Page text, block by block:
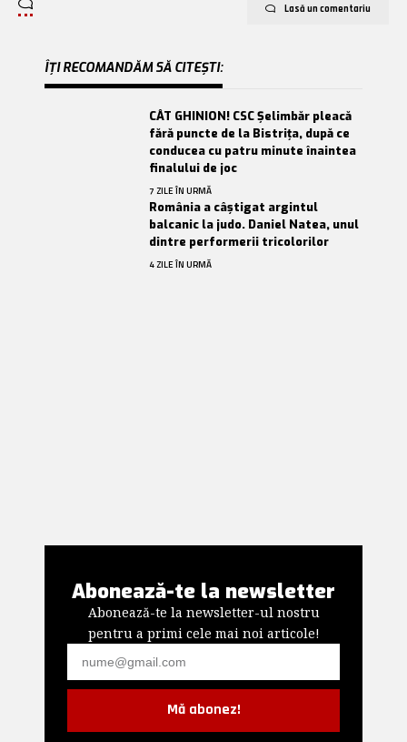
Lasă un comentariu
ÎȚI RECOMANDĂM SĂ CITEȘTI:
CÂT GHINION! CSC Șelimbăr pleacă
fără puncte de la Bistrița, după ce
conducea cu patru minute înaintea
finalului de joc
7 ZILE ÎN URMĂ
România a câștigat argintul
balcanic la judo. Daniel Natea, unul
dintre performerii tricolorilor
4 ZILE ÎN URMĂ
Abonează-te la newsletter
Abonează-te la newsletter-ul nostru
pentru a primi cele mai noi articole!
Mă abonez!